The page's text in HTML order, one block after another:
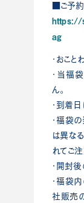
■ご予約
https://
ag
・おこと
・当福
ん。
・到着
・福袋
は異な
れてご注
・開封
・福袋
社販売